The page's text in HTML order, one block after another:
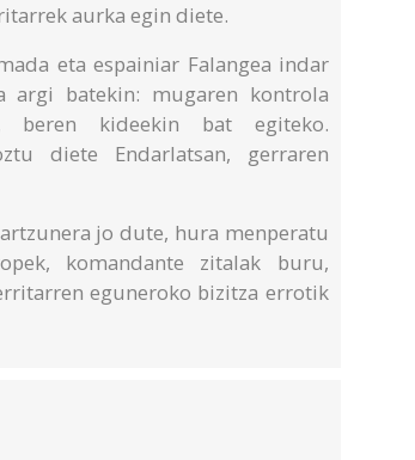
aurka egin diete.
eta espainiar Falangea indar
argi batekin: mugaren kontrola
beren kideekin bat egiteko.
diete Endarlatsan, gerraren
jo dute, hura menperatu
komandante zitalak buru,
eguneroko bizitza errotik